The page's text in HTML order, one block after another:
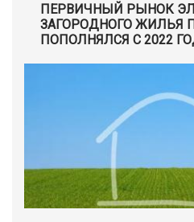
ПЕРВИЧНЫЙ РЫНОК
ЗАГОРОДНОГО ЖИЛЬЯ
ПОПОЛНЯЛСЯ С 2022